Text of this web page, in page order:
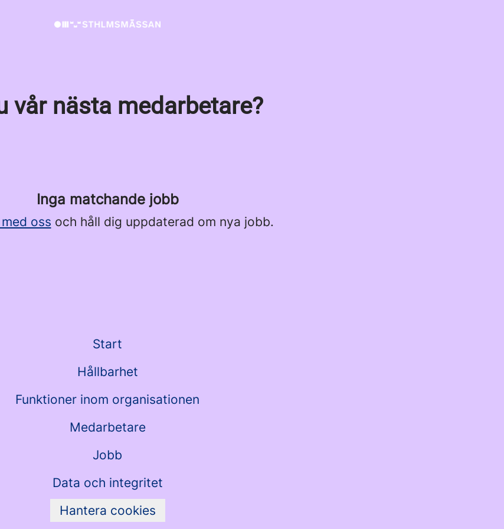
vår nästa medarbetare?
Inga matchande jobb
oss och håll dig uppdaterad om nya jobb.
Start
Hållbarhet
Funktioner inom organisationen
Medarbetare
Jobb
Data och integritet
Hantera cookies